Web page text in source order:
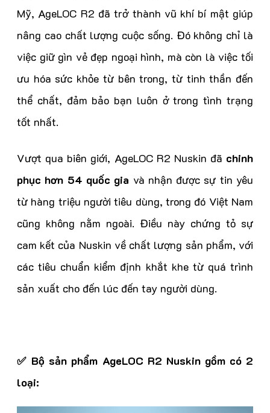
Mỹ, AgeLOC R2 đã trở thành vũ khí bí mật giúp
nâng cao chất lượng cuộc sống. Đó không chỉ là
việc giữ gìn vẻ đẹp ngoại hình, mà còn là việc tối
ưu hóa sức khỏe từ bên trong, từ tinh thần đến
thể chất, đảm bảo bạn luôn ở trong tình trạng
tốt nhất.
Vượt qua biên giới, AgeLOC R2 Nuskin đã chinh
phục hơn 54 quốc gia và nhận được sự tin yêu
từ hàng triệu người tiêu dùng, trong đó Việt Nam
cũng không nằm ngoài. Điều này chứng tỏ sự
cam kết của Nuskin về chất lượng sản phẩm, với
các tiêu chuẩn kiểm định khắt khe từ quá trình
sản xuất cho đến lúc đến tay người dùng.
✅ Bộ sản phẩm AgeLOC R2 Nuskin gồm có 2
loại: